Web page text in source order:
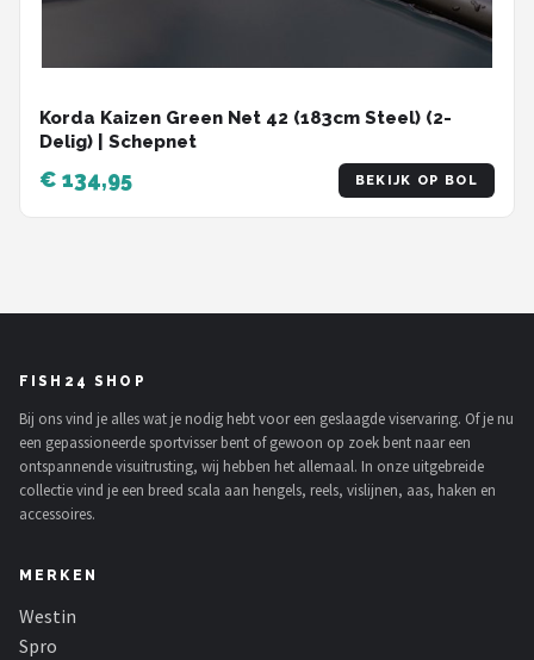
Korda Kaizen Green Net 42 (183cm Steel) (2-
Delig) | Schepnet
€ 134,95 BEKIJK OP BOL
FISH24 SHOP
Bij ons vind je alles wat je nodig hebt voor een geslaagde viservaring. Of je nu
een gepassioneerde sportvisser bent of gewoon op zoek bent naar een
ontspannende visuitrusting, wij hebben het allemaal. In onze uitgebreide
collectie vind je een breed scala aan hengels, reels, vislijnen, aas, haken en
accessoires.
MERKEN
Westin
Spro